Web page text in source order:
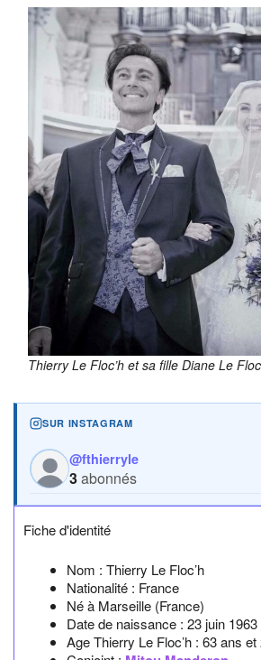
Thierry Le Floc’h et sa fille Diane Le
SUR INSTAGRAM
@fthierryle
3abonnés
Fiche d'identité
Nom : Thierry Le Floc’h
Nationalité : France
Né à Marseille (France)
Date de naissance : 23 juin 1963
Age Thierry Le Floc’h : 63 ans et